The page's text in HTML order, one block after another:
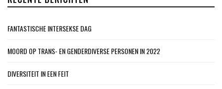
FANTASTISCHE INTERSEKSE DAG
MOORD OP TRANS- EN GENDERDIVERSE PERSONEN IN 2022
DIVERSITEIT IN EEN FEIT